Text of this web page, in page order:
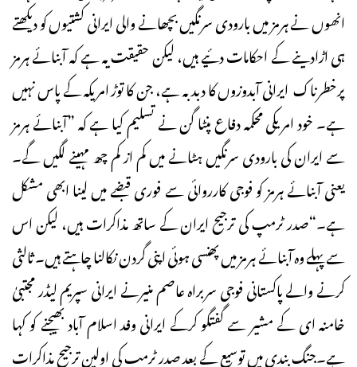
انھوں نے ہرمز میں بارودی سرنگیں بچھانے والی ایرانی کشتیوں کو دیکھتے
ہی اڑادینے کے احکامات دئیے ہیں، لیکن حقیقت یہ ہے کہ آبنائے ہرمز
پرخطرناک ایرانی آبدوزوں کا دبدبہ ہے، جن کا توڑ امریکہ کے پاس نہیں
ہے۔ خود امریکی محکمہ دفاع پنٹا گن نے تسلیم کیا ہے کہ ”آبنائے ہرمز
سے ایران کی بارودی سرنگیں ہٹانے میں کم از کم چھ مہینے لگیں گے۔
یعنی آبنائے ہرمز کو فوجی کارروائی سے فوری قبضے میں لینا ابھی مشکل
ہے۔“صدر ٹرمپ کی ترجیح ایران کے ساتھ مذاکرات ہیں، لیکن اس
سے پہلے وہ آبنائے ہرمز میں پھنسی ہوئی اپنی گردن نکالنا چاہتے ہیں۔ ثالثی
کرنے والے پاکستانی فوجی سربراہ عاصم منیرنے ایرانی سپریم لیڈر مجتبیٰ
خامنہ ای کے مشیر سے گفتگو کرکے ایرانی وفد اسلام آباد بھیجنے کو کہا
ہے۔جنگ بندی میں توسیع کے بعد صدر ٹرمپ کی اولین ترجیح مذاکرات